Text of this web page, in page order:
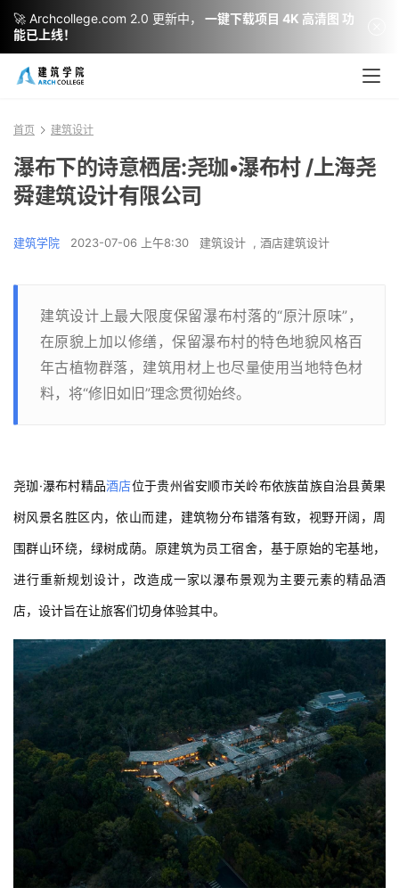
首页 建筑设计
瀑布下的诗意栖居:尧珈•瀑布村 /上海尧
舜建筑设计有限公司
建筑学院 2023-07-06 上午8:30 建筑设计 , 酒店建筑设计
建筑设计上最大限度保留瀑布村落的“原汁原味”，
在原貌上加以修缮，保留瀑布村的特色地貌风格百
年古植物群落，建筑用材上也尽量使用当地特色材
料，将“修旧如旧”理念贯彻始终。
尧珈·瀑布村精品酒店位于贵州省安顺市关岭布依族苗族自治县黄果
树风景名胜区内，依山而建，建筑物分布错落有致，视野开阔，周
围群山环绕，绿树成荫。原建筑为员工宿舍，基于原始的宅基地，
进行重新规划设计，改造成一家以瀑布景观为主要元素的精品酒
店，设计旨在让旅客们切身体验其中。
🚀 Archcollege.com 2.0 更新中，
一键下载项目 4K 高清图 功
能已上线！